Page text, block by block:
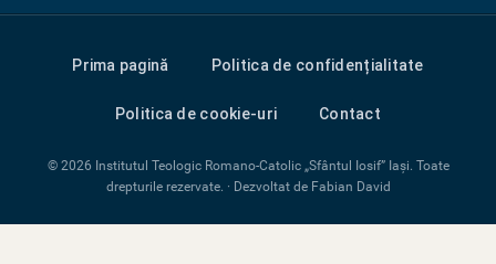
Prima pagină Politica de confidențialitate
Politica de cookie-uri Contact
© 2026 Institutul Teologic Romano-Catolic „Sfântul Iosif” Iași. Toate
drepturile rezervate. · Dezvoltat de Fabian David